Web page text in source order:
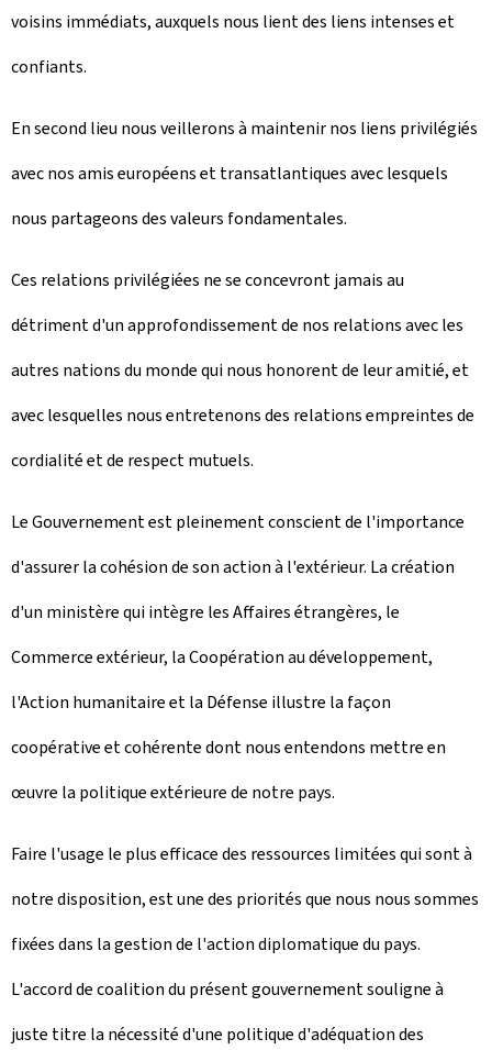
voisins immédiats, auxquels nous lient des liens intenses et
confiants.
En second lieu nous veillerons à maintenir nos liens privilégiés
avec nos amis européens et transatlantiques avec lesquels
nous partageons des valeurs fondamentales.
Ces relations privilégiées ne se concevront jamais au
détriment d'un approfondissement de nos relations avec les
autres nations du monde qui nous honorent de leur amitié, et
avec lesquelles nous entretenons des relations empreintes de
cordialité et de respect mutuels.
Le Gouvernement est pleinement conscient de l'importance
d'assurer la cohésion de son action à l'extérieur. La création
d'un ministère qui intègre les Affaires étrangères, le
Commerce extérieur, la Coopération au développement,
l'Action humanitaire et la Défense illustre la façon
coopérative et cohérente dont nous entendons mettre en
œuvre la politique extérieure de notre pays.
Faire l'usage le plus efficace des ressources limitées qui sont à
notre disposition, est une des priorités que nous nous sommes
fixées dans la gestion de l'action diplomatique du pays.
L'accord de coalition du présent gouvernement souligne à
juste titre la nécessité d'une politique d'adéquation des